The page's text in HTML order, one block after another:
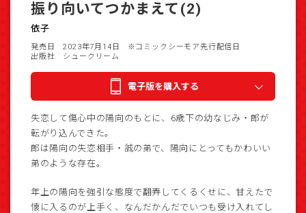
振り向いてつかまえて(2)
依子
発売日 2023年7月14日
※コミックシーモア先行配信日
出版社 シュークリーム
電子版を購入する
失恋して傷心中の陽向のもとに、6歳下の幼なじみ・郎が
転がり込んできた。
郎は陽向の失恋相手・誠の弟で、陽向にとってもかわいい
弟のような存在。
年上の陽向を強引な態度で翻弄してくるくせに、甘えたで
懐に入るのが上手く、なんだかんだでいつも受け入れてし